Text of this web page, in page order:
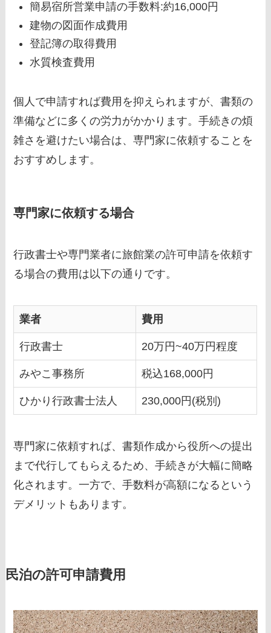
簡易宿所営業申請の手数料:約16,000円
建物の図面作成費用
登記簿の取得費用
水質検査費用
個人で申請すれば費用を抑えられますが、書類の
準備などに多くの労力がかかります。手続きの煩
雑さを避けたい場合は、専門家に依頼することを
おすすめします。
専門家に依頼する場合
行政書士や専門業者に旅館業の許可申請を依頼す
る場合の費用は以下の通りです。
業者 費用
行政書士 20万円~40万円程度
みやこ事務所 税込168,000円
ひかり行政書士法人 230,000円(税別)
専門家に依頼すれば、書類作成から役所への提出
まで代行してもらえるため、手続きが大幅に簡略
化されます。一方で、手数料が高額になるという
デメリットもあります。
民泊の許可申請費用